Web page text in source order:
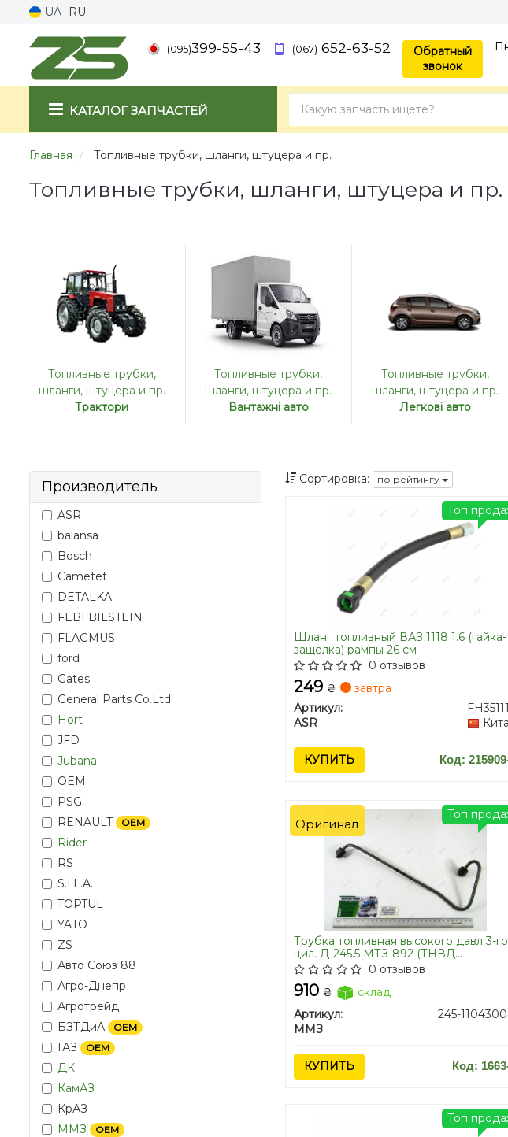
UA RU
(095)399-55-43 (067) 652-63-52
Обратный
звонок
КАТАЛОГ ЗАПЧАСТЕЙ
Главная Топливные трубки, шланги, штуцера и пр.
Топливные трубки, шланги, штуцера и пр.
Топливные трубки,
шланги, штуцера и пр.
Трактори
Топливные трубки,
шланги, штуцера и пр.
Вантажні авто
Топливные трубки,
шланги, штуцера и пр.
Легкові авто
Производитель
ASR
balansa
Bosch
Cametet
DETALKA
FEBI BILSTEIN
FLAGMUS
ford
Gates
General Parts Co.Ltd
Hort
JFD
Jubana
OEM
PSG
RENAULT
OEM
Rider
RS
S.I.L.A.
TOPTUL
YATO
ZS
Авто Союз 88
Агро-Днепр
Агротрейд
БЗТДиА
OEM
ГАЗ OEM
ДК
КамАЗ
КрАЗ
ММЗ
OEM
Сортировка: по рейтингу
Шланг топливный ВАЗ 1118 1.6 (гайка-
защелка) рампы 26 см
0 отзывов
249 ₴
завтра
Артикул:
ASR
КУПИТЬ Код:
Топ
Трубка топливная высокого давл 3-го
цил. Д-245.5 МТЗ-892 (ТНВД
МОТОRPAL) (пр-во ММЗ)
0 отзывов
910 ₴
склад
Артикул:
ММЗ
КУПИТЬ Код:
Топ
Оригинал
Топ